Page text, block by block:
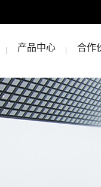
产品中心 合作